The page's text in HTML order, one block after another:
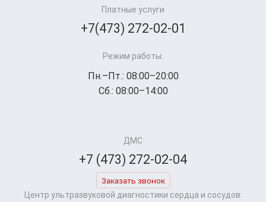
Платные услуги
+7(473) 272-02-01
Режим работы:
Пн.–Пт.: 08:00–20:00
Сб.: 08:00–14:00
ДМС
+7 (473) 272-02-04
Заказать звонок
Центр ультразвуковой диагностики сердца и сосудов: